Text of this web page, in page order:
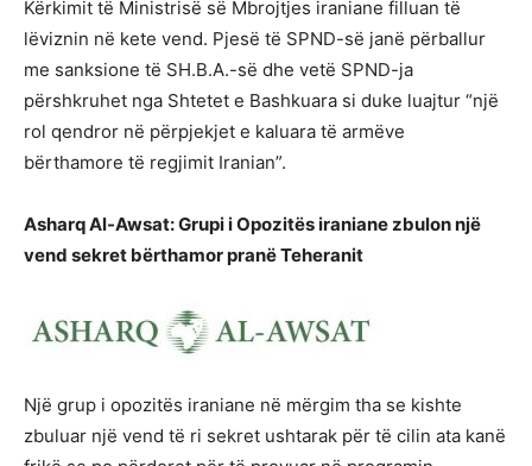
Kërkimit të Ministrisë së Mbrojtjes iraniane filluan të
lëviznin në kete vend. Pjesë të SPND-së janë përballur
me sanksione të SH.B.A.-së dhe vetë SPND-ja
përshkruhet nga Shtetet e Bashkuara si duke luajtur “një
rol qendror në përpjekjet e kaluara të armëve
bërthamore të regjimit Iranian”.
Asharq Al-Awsat: Grupi i Opozitës iraniane zbulon një
vend sekret bërthamor pranë Teheranit
Një grup i opozitës iraniane në mërgim tha se kishte
zbuluar një vend të ri sekret ushtarak për të cilin ata kanë